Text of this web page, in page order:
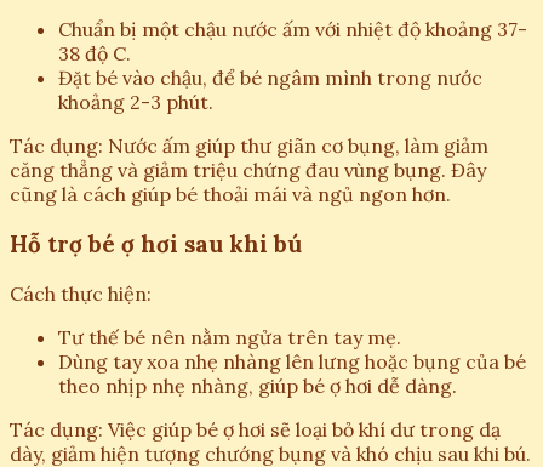
Chuẩn bị một chậu nước ấm với nhiệt độ khoảng 37-
38 độ C.
Đặt bé vào chậu, để bé ngâm mình trong nước
khoảng 2-3 phút.
Tác dụng: Nước ấm giúp thư giãn cơ bụng, làm giảm
căng thẳng và giảm triệu chứng đau vùng bụng. Đây
cũng là cách giúp bé thoải mái và ngủ ngon hơn.
Hỗ trợ bé ợ hơi sau khi bú
Cách thực hiện:
Tư thế bé nên nằm ngửa trên tay mẹ.
Dùng tay xoa nhẹ nhàng lên lưng hoặc bụng của bé
theo nhịp nhẹ nhàng, giúp bé ợ hơi dễ dàng.
Tác dụng: Việc giúp bé ợ hơi sẽ loại bỏ khí dư trong dạ
dày, giảm hiện tượng chướng bụng và khó chịu sau khi bú.